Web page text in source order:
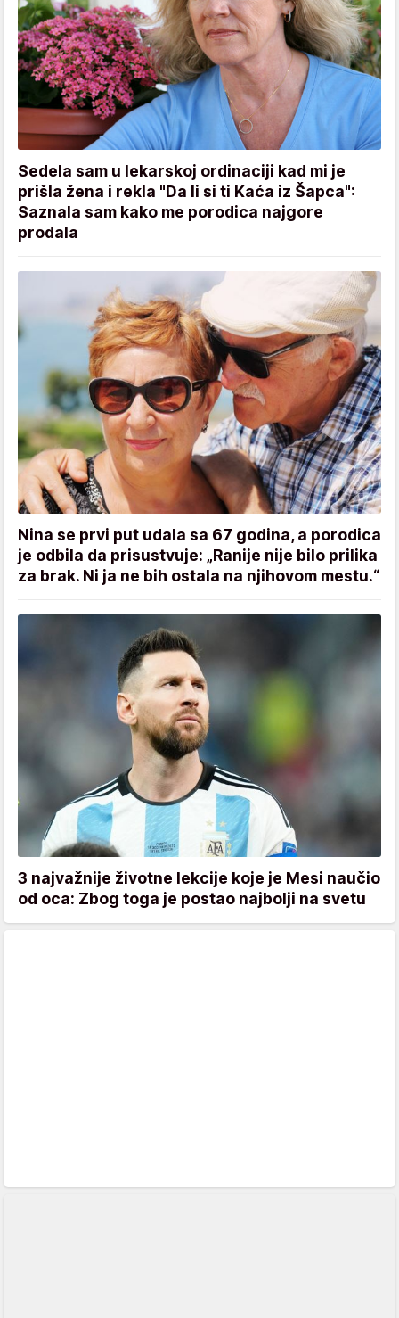
Sedela sam u lekarskoj ordinaciji kad mi je
prišla žena i rekla "Da li si ti Kaća iz Šapca":
Saznala sam kako me porodica najgore
prodala
Nina se prvi put udala sa 67 godina, a porodica
je odbila da prisustvuje: „Ranije nije bilo prilika
za brak. Ni ja ne bih ostala na njihovom mestu.“
3 najvažnije životne lekcije koje je Mesi naučio
od oca: Zbog toga je postao najbolji na svetu